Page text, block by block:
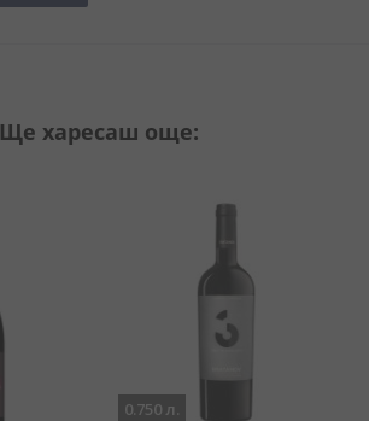
Ще харесаш още:
0.750 л.